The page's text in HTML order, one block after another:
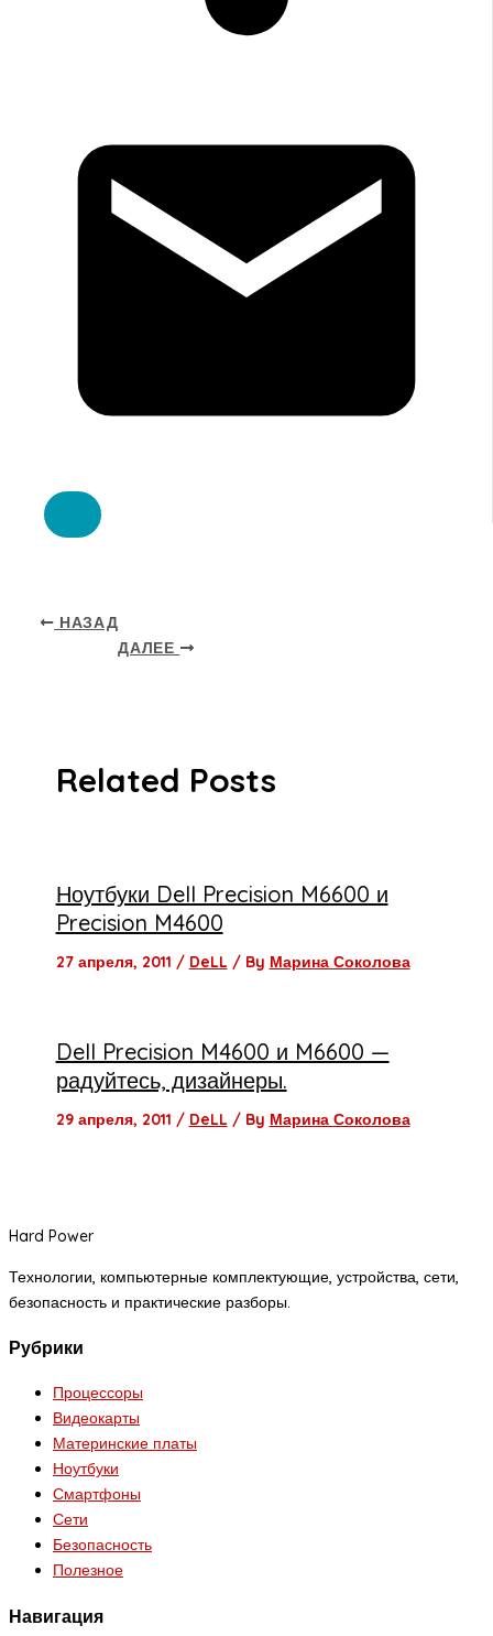
НАЗАД
ДАЛЕЕ
Related Posts
Ноутбуки Dell Precision M6600 и
Precision M4600
27 апреля, 2011 / DeLL / By Марина Соколова
Dell Precision M4600 и M6600 —
радуйтесь, дизайнеры.
29 апреля, 2011 / DeLL / By Марина Соколова
Hard Power
Технологии, компьютерные комплектующие, устройства, сети,
безопасность и практические разборы.
Рубрики
Процессоры
Видеокарты
Материнские платы
Ноутбуки
Смартфоны
Сети
Безопасность
Полезное
Навигация